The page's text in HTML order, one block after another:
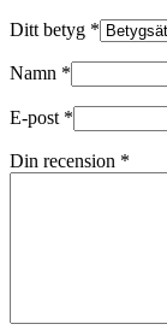
Ditt betyg *
Namn *
E-post *
Din recension *